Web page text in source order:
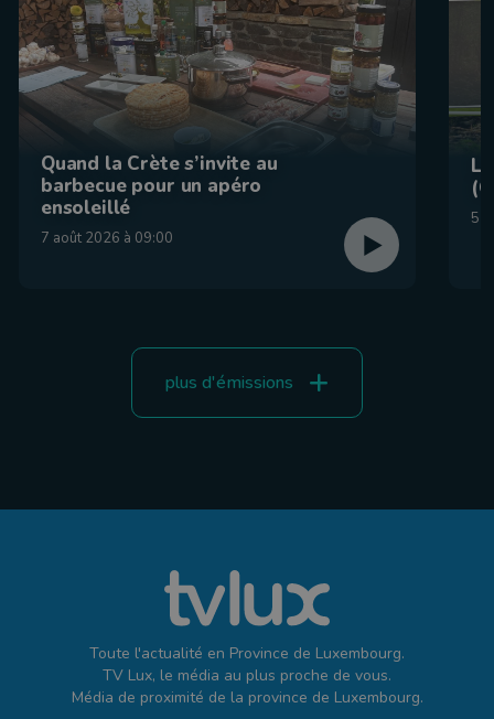
Quand la Crète s’invite au
barbecue pour un apéro
ensoleillé
7 août 2026 à 09:00
5
plus d'émissions
Toute l'actualité en Province de Luxembourg.
TV Lux, le média au plus proche de vous.
Média de proximité de la province de Luxembourg.